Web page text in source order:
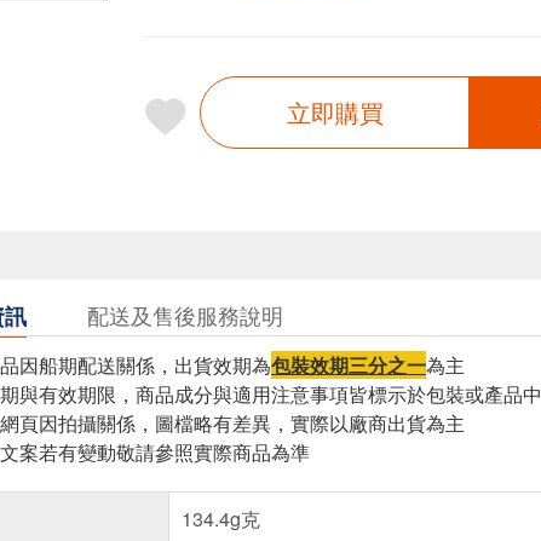
立即購買
配送及售後服務說明
因船期配送關係，出貨效期為包裝效期三分之一為主
與有效期限，商品成分與適用注意事項皆標示於包裝或產品中
頁因拍攝關係，圖檔略有差異，實際以廠商出貨為主
案若有變動敬請參照實際商品為準
134.4g克